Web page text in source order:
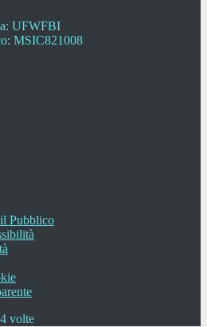
UFWFBI
MSIC821008
Pubblico
volte